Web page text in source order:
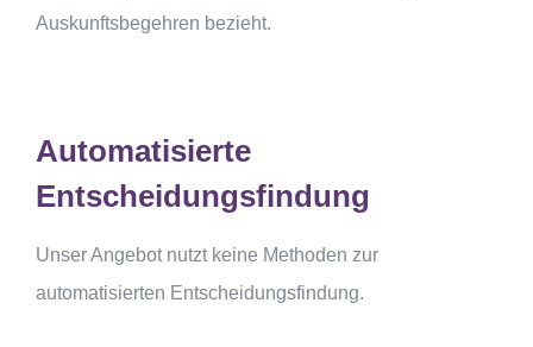
Auskunftsbegehren bezieht.
Automatisierte
Entscheidungsfindung
Unser Angebot nutzt keine Methoden zur
automatisierten Entscheidungsfindung.